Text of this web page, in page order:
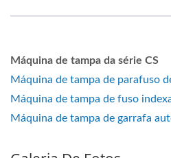
Máquina de tampa da série CS
Máquina de tampa de parafuso
Máquina de tampa de fuso
Máquina de tampa de garrafa